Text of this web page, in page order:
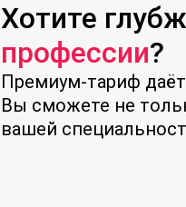
Хотите
профессии?
Премиум-тариф
Вы сможете не
вашей